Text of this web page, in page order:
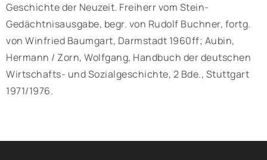
Geschichte der Neuzeit. Freiherr vom Stein-
Gedächtnisausgabe, begr. von Rudolf Buchner, fortg.
von Winfried Baumgart, Darmstadt 1960ff; Aubin,
Hermann / Zorn, Wolfgang, Handbuch der deutschen
Wirtschafts- und Sozialgeschichte, 2 Bde., Stuttgart
1971/1976.